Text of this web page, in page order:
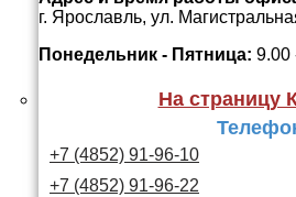
г. Ярославль, ул.
Понедельник - Пятница: 9.00
На страницу
+7 (4852) 91-96-10
+7 (4852) 91-96-22